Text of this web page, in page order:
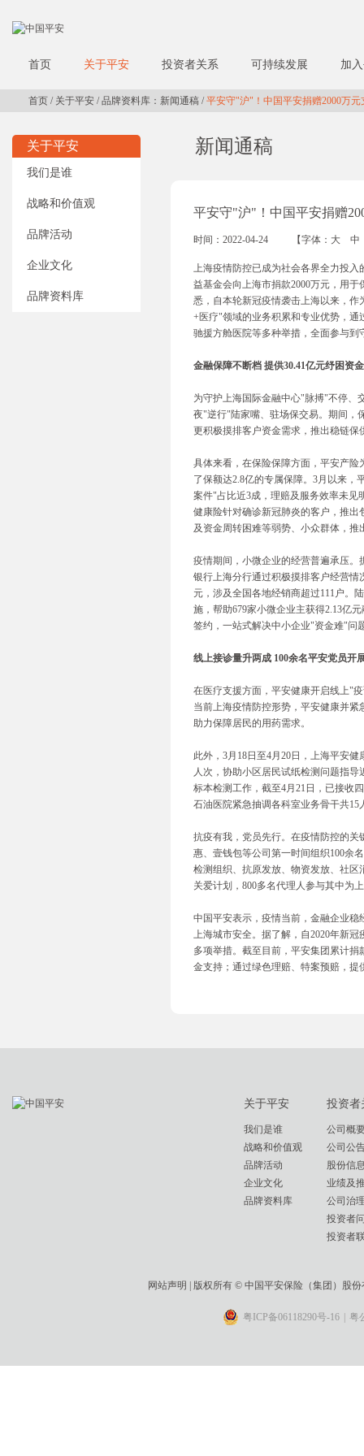
首页 关于平安 投资者关系 可持续发展 加
首页 / 关于平安 / 品牌资料库：新闻通稿 / 平安守"沪"！中国平安捐赠2000万
新闻通稿
平安守"沪"！中国平安捐赠
时间：2022-04-24 【字体： 大 中
上海疫情防控已成为社会各界全力投
益基金会向上海市捐款2000万元，用
悉，自本轮新冠疫情袭击上海以来，
+医疗"领域的业务积累和专业优势，通
驰援方舱医院等多种举措，全面参与
金融保障不断档 提供30.41亿元纾困资金
为守护上海国际金融中心"脉搏"不停、
夜"逆行"陆家嘴、驻场保交易。期间，
更积极摸排客户资金需求，推出稳链保
具体来看，在保险保障方面，平安产险
了保额达2.8亿的专属保障。3月以来，
案件"占比近3成，理赔及服务效率未见
健康险针对确诊新冠肺炎的客户，推
及资金周转困难等弱势、小众群体，
疫情期间，小微企业的经营普遍承压。
银行上海分行通过积极摸排客户经营情
元，涉及全国各地经销商超过111户。
施，帮助679家小微企业主获得2.13亿
签约，一站式解决中小企业"资金难"问
线上接诊量升两成 100余名平安党员开
在医疗支援方面，平安健康开启线上"
当前上海疫情防控形势，平安健康并
助力保障居民的用药需求。
此外，3月18日至4月20日，上海平安
人次，协助小区居民试纸检测问题指
标本检测工作，截至4月21日，已接收
石油医院紧急抽调各科室业务骨干共
抗疫有我，党员先行。在疫情防控的
惠、壹钱包等公司第一时间组织100余
检测组织、抗原发放、物资发放、社
关爱计划，800多名代理人参与其中为
中国平安表示，疫情当前，金融企业
上海城市安全。据了解，自2020年新
多项举措。截至目前，平安集团累计
金支持；通过绿色理赔、特案预赔，
关于平安
我们是谁
战略和价值观
品牌活动
企业文化
品牌资料库
关于平安
我们是谁
战略和价值观
品牌活动
企业文化
品牌资料库
投资者
公司概
公司公
股份信
业绩及
公司治
投资者
投资者
网站声明 | 版权所有 © 中国平安保险（集团）股
粤ICP备06118290号-16 粤